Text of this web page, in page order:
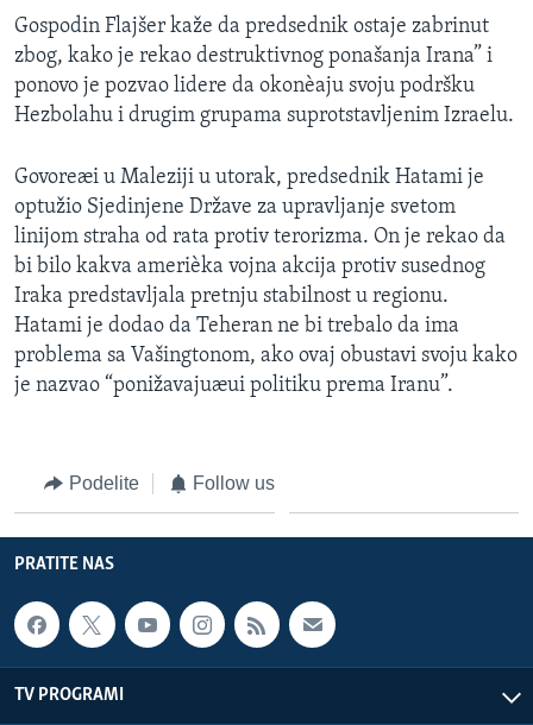
Gospodin Flajšer kaže da predsednik ostaje zabrinut
zbog, kako je rekao destruktivnog ponašanja Irana” i
ponovo je pozvao lidere da okonèaju svoju podršku
Hezbolahu i drugim grupama suprotstavljenim Izraelu.
Govoreæi u Maleziji u utorak, predsednik Hatami je
optužio Sjedinjene Države za upravljanje svetom
linijom straha od rata protiv terorizma. On je rekao da
bi bilo kakva amerièka vojna akcija protiv susednog
Iraka predstavljala pretnju stabilnost u regionu.
Hatami je dodao da Teheran ne bi trebalo da ima
problema sa Vašingtonom, ako ovaj obustavi svoju kako
je nazvao “ponižavajuæui politiku prema Iranu”.
Podelite Follow us
PRATITE NAS
TV PROGRAMI